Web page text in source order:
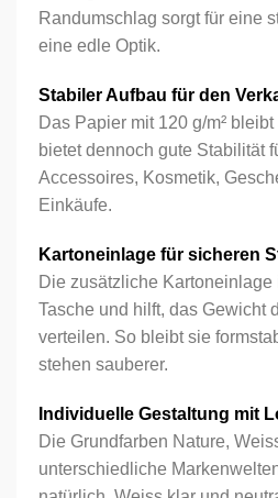
Bestehender
Randumschlag sorgt für eine
eine edle Optik.
Stabiler Aufbau für den
Das Papier mit 120 g/m² bleibt
bietet dennoch gute Stabilität
Accessoires, Kosmetik,
Einkäufe.
Kartoneinlage für sicheren
Die zusätzliche Kartoneinlage
Tasche und hilft, das Gewicht
verteilen. So bleibt sie
stehen sauberer.
Individuelle Gestaltung mit
Die Grundfarben Nature,
unterschiedliche